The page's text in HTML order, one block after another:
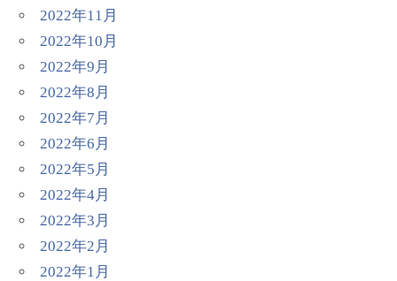
2022年11月
2022年10月
2022年9月
2022年8月
2022年7月
2022年6月
2022年5月
2022年4月
2022年3月
2022年2月
2022年1月